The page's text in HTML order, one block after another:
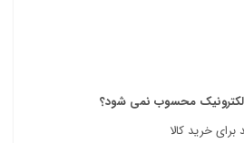
الکترونیک محسوب نمی شود؟
خرید کالا